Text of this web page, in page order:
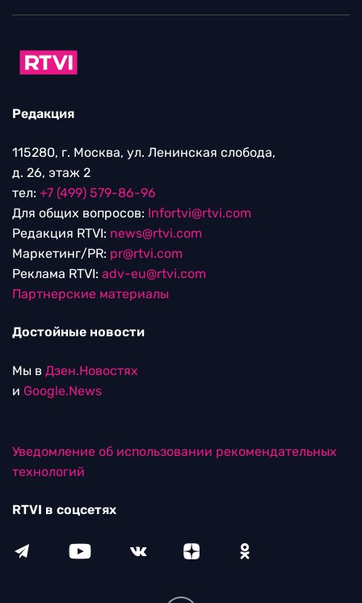
Редакция
115280, г. Москва, ул. Ленинская слобода,
д. 26, этаж 2
тел: +7 (499) 579-86-96
Для общих вопросов: Infortvi@rtvi.com
Редакция RTVI: news@rtvi.com
Маркетинг/PR: pr@rtvi.com
Реклама RTVI: adv-eu@rtvi.com
Партнерские материалы
Достойные новости
Мы в Дзен.Новостях
и Google.News
Уведомление об использовании рекомендательных
технологий
RTVI в соцсетях